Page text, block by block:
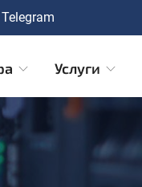
Telegram
Услуги